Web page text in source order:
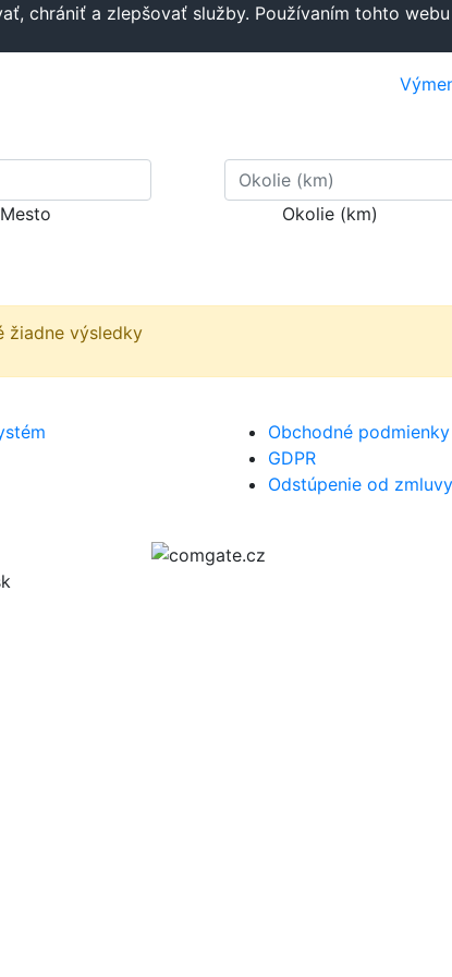
chrániť a zlepšovať služby. Používaním tohto
Mesto Okolie (km)
žiadne výsledky
Obchodné podmienky
GDPR
Odstúpenie od zmluvy